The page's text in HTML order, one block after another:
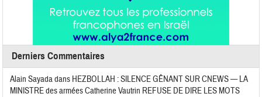
Derniers Commentaires
Alain Sayadadans HEZBOLLAH : SILENCE GÊNANT SUR CNEWS — LA
MINISTRE des armées Catherine Vautrin REFUSE DE DIRE LES MOTS